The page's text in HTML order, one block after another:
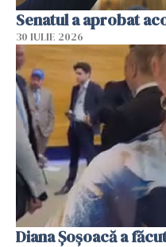
Senatul a aprobat
30 IULIE 2026
Diana Șoșoacă a